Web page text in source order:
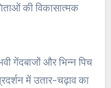
की विकासात्मक
गेंदबाजों और भिन्न पिच
में उतार-चढ़ाव का